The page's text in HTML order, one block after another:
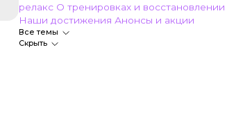
релакс О тренировках и восстановлении
Наши достижения Анонсы и акции
Все темы
Скрыть